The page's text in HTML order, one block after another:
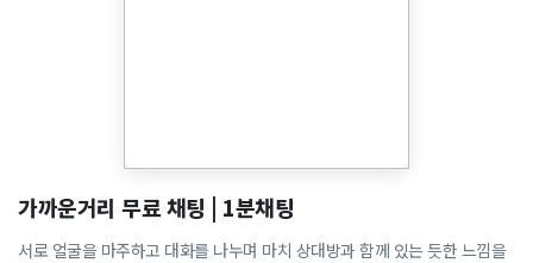
가까운거리 무료 채팅 | 1분채팅
서로 얼굴을 마주하고 대화를 나누며 마치 상대방과 함께 있는 듯한 느낌을